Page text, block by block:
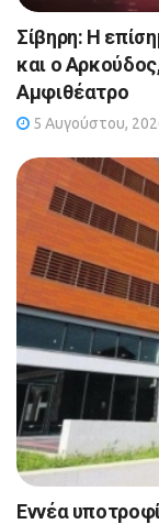
Σίβηρη: Η
και ο
Αμφιθέατρο
5 Αυγούστου,
Εννέα